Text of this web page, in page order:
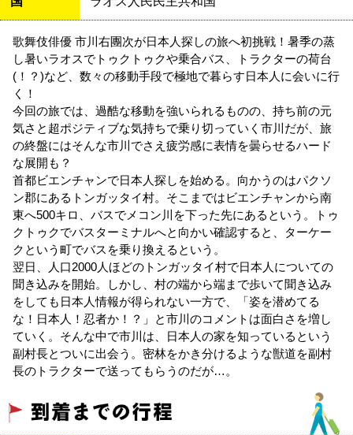
歌舞伎俳優 市川右團次が日本人探しの旅へ初挑戦！暑季の蒸
し暑いラオスでトゥクトゥクや乗合バス、トラクターの荷台
(！？)など、数々の移動手段で極地で暮らす日本人に会いに行
く！
今回の旅では、過酷な移動を強いられるものの、持ち前の元
気さと超ポジティブな気持ちで乗り切っていく市川だが、旅
の終盤にはそんな市川でさえ疲労感に表情を曇らせるハード
な展開も？
首都ビエンチャンで日本人探しを始める。向かうのはパクソ
ン郡にあるトンガッタイ村。そこまではビエンチャンから南
東へ500キロ、バスでメコン川を下った先にあるという。トゥ
クトゥクでバスターミナルへと向かい確認すると、ターケー
クという町でバスを乗り換えるという。
翌日、人口2000人ほどのトンガッタイ村で日本人についての
聞き込みを開始。しかし、村の端から端まで歩いて聞き込み
をしても日本人情報が得られない一方で、「姿を潜めてる
な！日本人！忍者か！？」と市川のコメントは面白さを増し
ていく。そんな中で市川は、日本人の家を知っているという
副村長とついに出会う。密林をかき分けるような獣道を副村
長のトラクターで送ってもらうのだが…。